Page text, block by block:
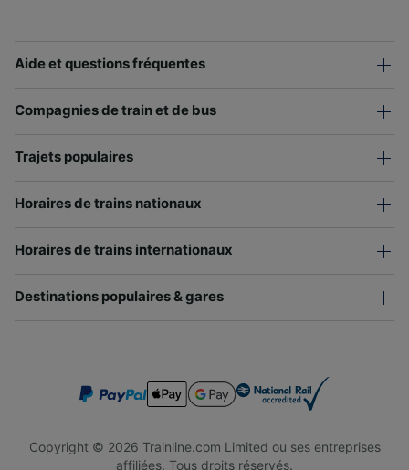
Aide et questions fréquentes
Compagnies de train et de bus
Trajets populaires
Horaires de trains nationaux
Horaires de trains internationaux
Destinations populaires & gares
Copyright © 2026 Trainline.com Limited ou ses entreprises
affiliées. Tous droits réservés.